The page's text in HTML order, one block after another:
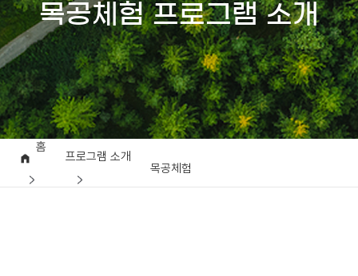
목공체험 프로그램 소개
홈
프로그램 소개
목공체험